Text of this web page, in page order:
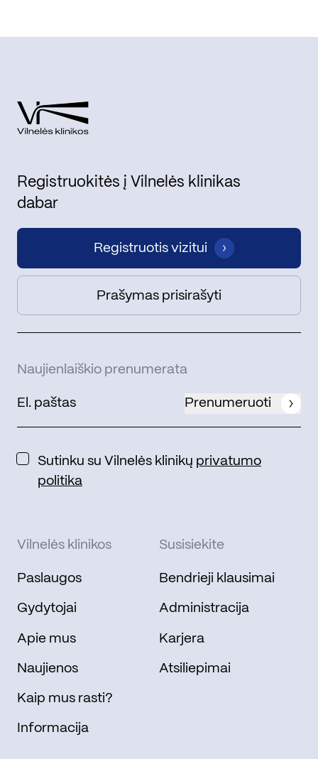
Registruokitės į Vilnelės klinikas
dabar
Registruotis vizitui
Prašymas prisirašyti
Naujienlaiškio prenumerata
Prenumeruoti
Sutinku su Vilnelės klinikų privatumo
politika
Vilnelės klinikos
Paslaugos
Gydytojai
Apie mus
Naujienos
Kaip mus rasti?
Informacija
Susisiekite
Bendrieji klausimai
Administracija
Karjera
Atsiliepimai